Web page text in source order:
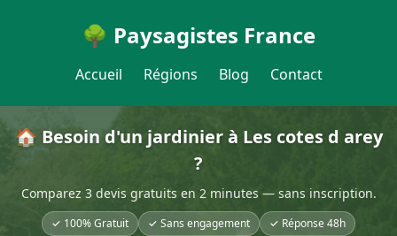
🌳 Paysagistes France
Accueil Régions Blog Contact
🏠 Besoin d'un jardinier à Les cotes d arey
?
Comparez 3 devis gratuits en 2 minutes — sans inscription.
✓ 100% Gratuit ✓ Sans engagement ✓ Réponse 48h